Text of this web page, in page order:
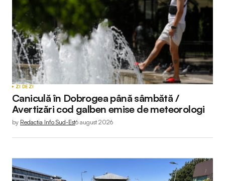
ZI DE ZI
Caniculă în Dobrogea până sâmbătă /
Avertizări cod galben emise de meteorologi
by Redactia Info Sud-Est6 august 2026